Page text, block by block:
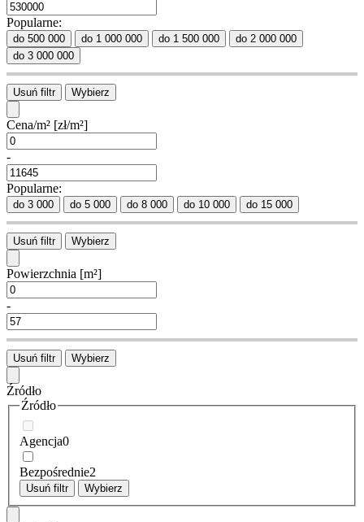
Popularne:
do 500 000 do 1 000 000 do 1 500 000
do 2 000 000
do 3 000 000
Usuń filtr Wybierz
Cena/m² [zł/m²]
-
Popularne:
do 3 000 do 5 000 do 8 000 do 10 000 do 15 000
Usuń filtr Wybierz
Powierzchnia [m²]
-
Usuń filtr Wybierz
Źródło
Źródło
Agencja0
Bezpośrednie2
Usuń filtr Wybierz